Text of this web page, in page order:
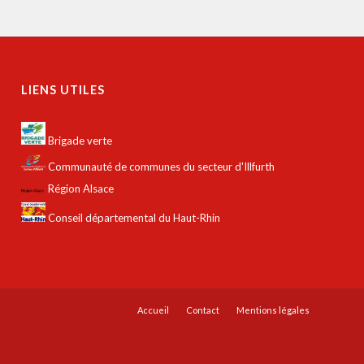
LIENS UTILES
Brigade verte
Communauté de communes du secteur d'Illfurth
Région Alsace
Conseil départemental du Haut-Rhin
Accueil Contact Mentions légales